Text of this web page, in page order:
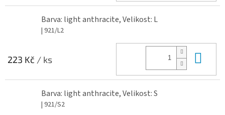
Barva: light anthracite, Velikost: L
| 921/L2
223 Kč / ks
Barva: light anthracite, Velikost: S
| 921/S2